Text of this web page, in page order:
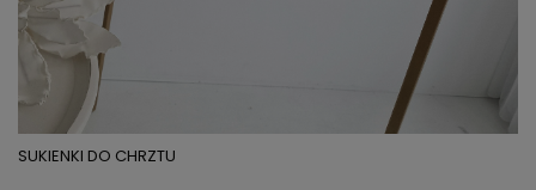
SUKIENKI DO CHRZTU